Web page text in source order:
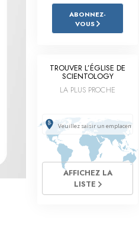
L’échelle des tons émotionnels
Réponses aux drogues
Des outils pour le monde du travail
La raison de l’oppression
Les fondements de l’organisation
Les fondements des relations publiques
ABONNEZ-
VOUS
TROUVER L’ÉGLISE DE
SCIENTOLOGY
LA PLUS PROCHE
AFFICHEZ LA
LISTE